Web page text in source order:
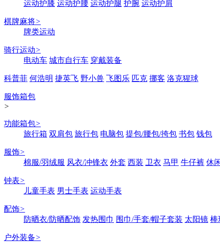
运动护膝 运动护腰 运动护腿 护腕 运动护肩
棋牌麻将>
牌类运动
骑行运动>
电动车 城市自行车 穿戴装备
科普菲 何浩明 捷英飞 野小兽 飞图乐 匹克 挪客 洛克猩球
服饰箱包
>
功能箱包>
旅行箱 双肩包 旅行包 电脑包 提包/腰包/挎包 书包 钱包
服饰>
棉服/羽绒服 风衣/冲锋衣 外套 西装 卫衣 马甲 牛仔裤 休
钟表>
儿童手表 男士手表 运动手表
配饰>
防晒衣/防晒配饰 发热围巾 围巾/手套/帽子套装 太阳镜 棒
户外装备>